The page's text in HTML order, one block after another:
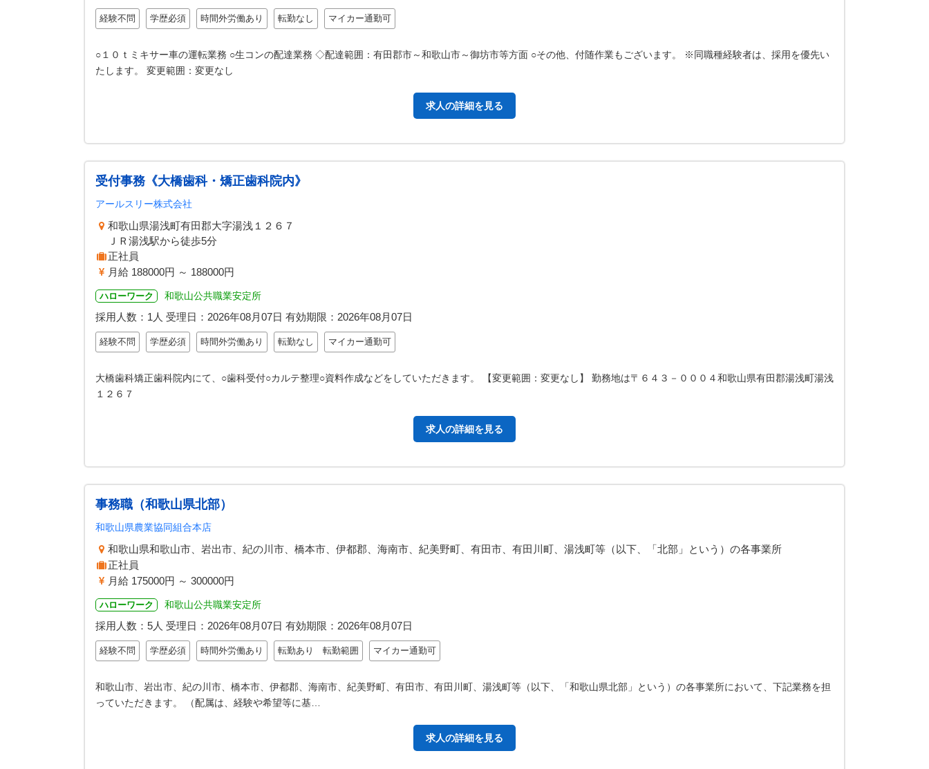
経験不問 学歴必須 時間外労働あり 転勤なし マイカー通勤可
○１０ｔミキサー車の運転業務 ○生コンの配達業務 ◇配達範囲：有田郡市～和歌山市～御坊市等方面 ○その他、付随作業もございます。 ※同職種経験者は、採用を優先い
たします。 変更範囲：変更なし
求人の詳細を見る
受付事務《大橋歯科・矯正歯科院内》
アールスリー株式会社
和歌山県湯浅町有田郡大字湯浅１２６７
ＪＲ湯浅駅から徒歩5分
正社員
月給 188000円 ～ 188000円
ハローワーク 和歌山公共職業安定所
採用人数：1人 受理日： 2026年08月07日 有効期限： 2026年08月07日
経験不問 学歴必須 時間外労働あり 転勤なし マイカー通勤可
大橋歯科矯正歯科院内にて、○歯科受付○カルテ整理○資料作成などをしていただきます。 【変更範囲：変更なし】 勤務地は〒６４３－０００４和歌山県有田郡湯浅町湯浅
１２６７
求人の詳細を見る
事務職（和歌山県北部）
和歌山県農業協同組合本店
和歌山県和歌山市、岩出市、紀の川市、橋本市、伊都郡、海南市、紀美野町、有田市、有田川町、湯浅町等（以下、「北部」という）の各事業所
正社員
月給 175000円 ～ 300000円
ハローワーク 和歌山公共職業安定所
採用人数：5人 受理日： 2026年08月07日 有効期限： 2026年08月07日
経験不問 学歴必須 時間外労働あり 転勤あり 転勤範囲 マイカー通勤可
和歌山市、岩出市、紀の川市、橋本市、伊都郡、海南市、紀美野町、有田市、有田川町、湯浅町等（以下、「和歌山県北部」という）の各事業所において、下記業務を担
っていただきます。 （配属は、経験や希望等に基…
求人の詳細を見る